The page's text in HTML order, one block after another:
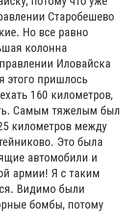
Старобешево
Но все равно
колонна
Иловайска
этого пришлось
160 километров,
Самым тяжелым был
километров между
Это была
автомобили и
армии! Я с таким
Видимо были
бомбы, потому